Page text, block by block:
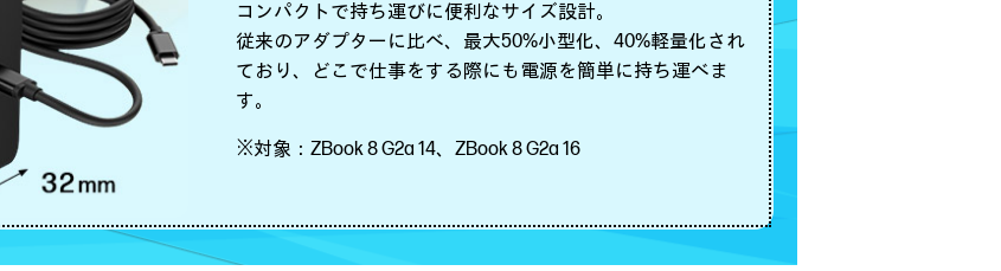
コンパクトで持ち運びに便利なサイズ設計。
従来のアダプターに比べ、最大50%小型化、40%軽量化され
ており、どこで仕事をする際にも電源を簡単に持ち運べま
す。
※対象：ZBook 8 G2a 14、ZBook 8 G2a 16